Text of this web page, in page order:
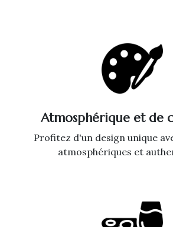
Atmosphérique et de
Profitez d'un design unique
atmosphériques et